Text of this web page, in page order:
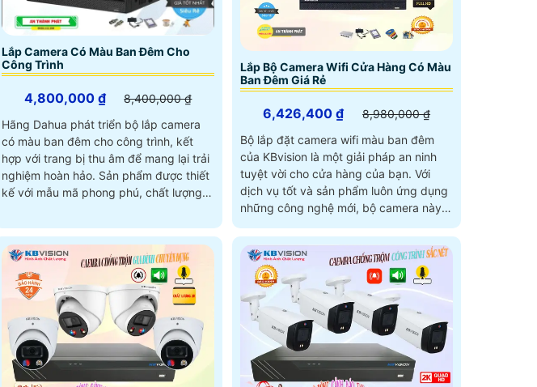
Lắp Camera Có Màu Ban Đêm Cho
Công Trình
4,800,000 ₫
8,400,000 ₫
Hãng Dahua phát triển bộ lắp camera
có màu ban đêm cho công trình, kết
hợp với trang bị thu âm để mang lại trải
nghiệm hoàn hảo. Sản phẩm được thiết
kế với mẫu mã phong phú, chất lượng
cầu giám sát an ninh
Lắp Bộ Camera Wifi Cửa Hàng Có Màu
Ban Đêm Giá Rẻ
6,426,400 ₫
8,980,000 ₫
Bộ lắp đặt camera wifi màu ban đêm
của KBvision là một giải pháp an ninh
tuyệt vời cho cửa hàng của bạn. Với
dịch vụ tốt và sản phẩm luôn ứng dụng
những công nghệ mới, bộ camera này